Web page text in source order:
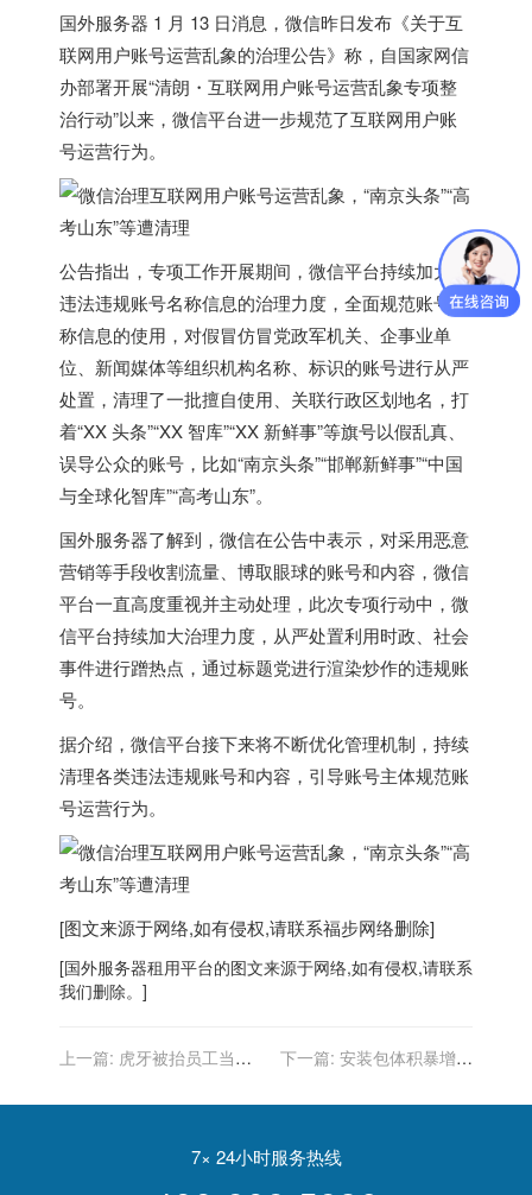
国外服务器 1 月 13 日消息，微信昨日发布《关于互
联网用户账号运营乱象的治理公告》称，自国家网信
办部署开展“清朗・互联网用户账号运营乱象专项整
治行动”以来，微信平台进一步规范了互联网用户账
号运营行为。
公告指出，专项工作开展期间， 微信平台持续加大对
违法违规账号名称信息的治理力度 ，全面规范账号名
称信息的使用，对假冒仿冒党政军机关、企事业单
位、新闻媒体等组织机构名称、标识的账号进行从严
处置， 清理了一批擅自使用、关联行政区划地名，打
着“XX 头条”“XX 智库”“XX 新鲜事”等旗号以假乱真、
误导公众的账号 ，比如“南京头条”“邯郸新鲜事”“中国
与全球化智库”“高考山东”。
国外服务器了解到，微信在公告中表示，对采用恶意
营销等手段收割流量、博取眼球的账号和内容，微信
平台一直高度重视并主动处理，此次专项行动中，微
信平台持续加大治理力度，从严处置利用时政、社会
事件进行蹭热点，通过标题党进行渲染炒作的违规账
号。
据介绍，微信平台接下来将不断优化管理机制， 持续
清理各类违法违规账号和内容，引导账号主体规范账
号运营行为。
[图文来源于网络,如有侵权,请联系福步网络删除]
[国外服务器租用平台的图文来源于网络,如有侵权,请联系
我们删除。]
上一篇: 虎牙被抬员工当事
拒不执行法院判决
下一篇: 安装包体积暴增！
后者回应
7× 24小时服务热线